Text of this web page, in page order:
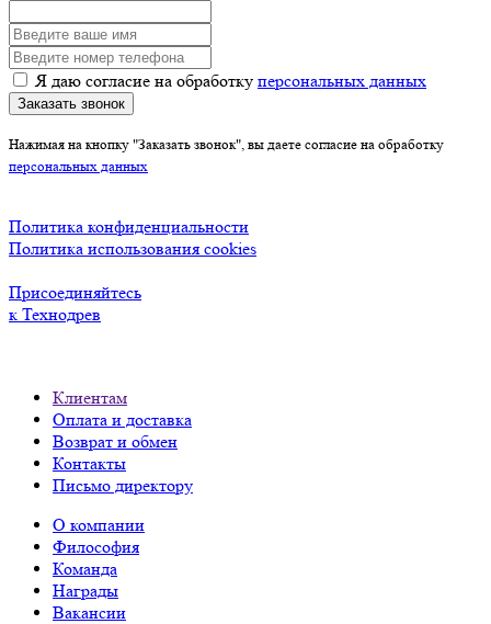
Я даю согласие на обработку персональных данных
Заказать звонок
Нажимая на кнопку "Заказать звонок", вы даете согласие на обработку
персональных данных
Политика конфиденциальности
Политика использования cookies
Присоединяйтесь
к Технодрев
Клиентам
Оплата и доставка
Возврат и обмен
Контакты
Письмо директору
О компании
Философия
Команда
Награды
Вакансии